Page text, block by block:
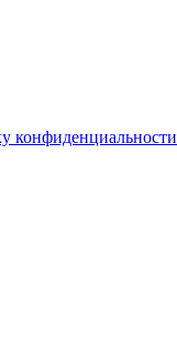
конфиденциальности